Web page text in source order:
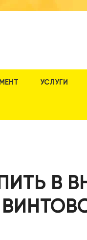
УСЛУГИ
В